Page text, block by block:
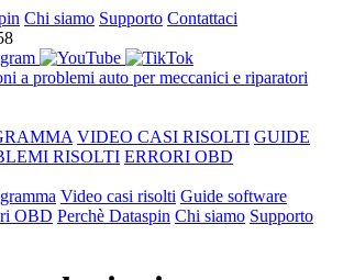
Chi siamo Supporto Contattaci
VIDEO CASI RISOLTI GUIDE
RISOLTI ERRORI OBD
Video casi risolti Guide software
OBD Perchè Dataspin Chi siamo Supporto